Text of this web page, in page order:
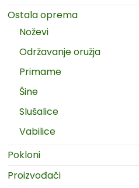
Ostala oprema
Noževi
Održavanje oružja
Primame
Šine
Slušalice
Vabilice
Pokloni
Proizvođači